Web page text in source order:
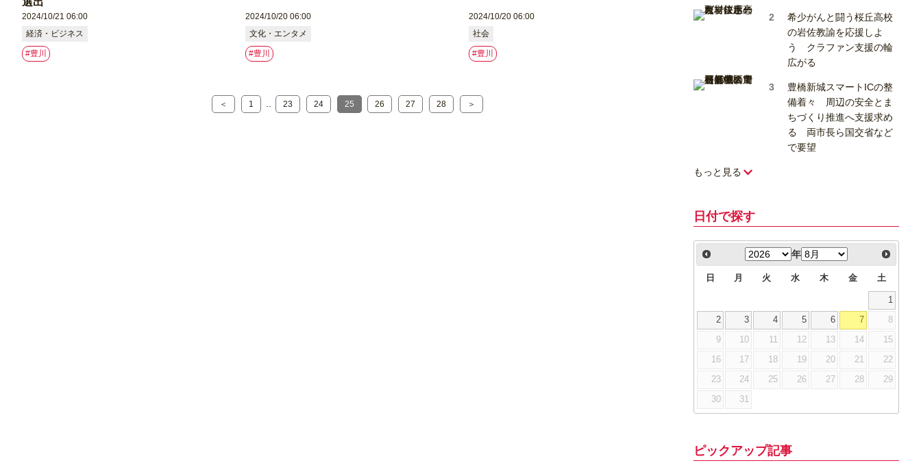
2024/10/21 06:00
経済・ビジネス
#豊川
2024/10/20 06:00
文化・エンタメ
#豊川
2024/10/20 06:00
社会
#豊川
＜ 1 .. 23 24 25 26 27 28 ＞
希少がんと闘う桜丘高校
の岩佐教諭を応援しよ
う クラファン支援の輪
広がる
豊橋新城スマートICの整
備着々 周辺の安全とま
ちづくり推進へ支援求め
る 両市長ら国交省など
で要望
もっと見る
日付で探す
年
日 月 火 水 木 金 土
1
2 3 4 5 6 7 8
9 10 11 12 13 14 15
16 17 18 19 20 21 22
23 24 25 26 27 28 29
30 31
ピックアップ記事